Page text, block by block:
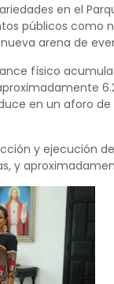
en el
públicos como
arena de
físico
en un aforo
y ejecución
y